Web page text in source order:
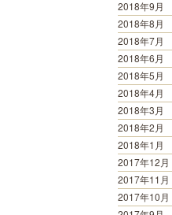
2018年9月
2018年8月
2018年7月
2018年6月
2018年5月
2018年4月
2018年3月
2018年2月
2018年1月
2017年12月
2017年11月
2017年10月